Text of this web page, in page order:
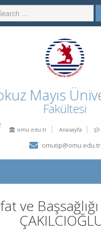
Mayıs
Fakültesi
omu.edu.tr Anasayfa
omutip@omu.edu.tr
ve